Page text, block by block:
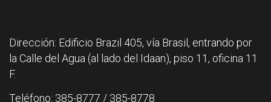
Dirección: Edificio Brazil 405, vía Brasil, entrando por
la Calle del Agua (al lado del Idaan), piso 11, oficina 11
F.
Teléfono: 385-8777 / 385-8778